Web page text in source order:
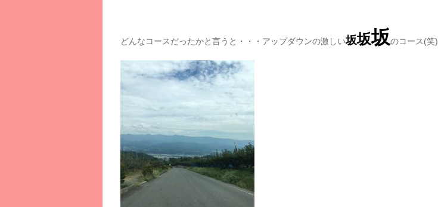
どんなコースだったかと言うと・・・アップダウンの激しい坂坂坂のコース(笑)